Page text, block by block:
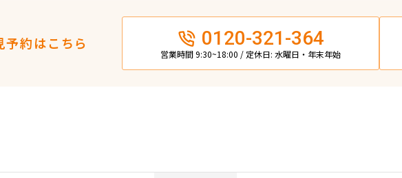
約はこちら 0120-321-364
営業時間 9:30~18:00 / 定休日: 水曜日・年末年始